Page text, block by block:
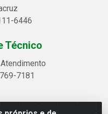
6446
Técnico
7181